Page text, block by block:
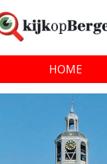
HOME